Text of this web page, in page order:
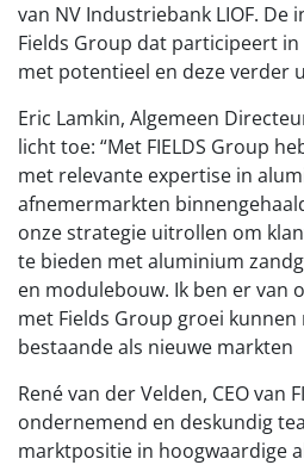
van NV Industriebank LIOF. De
Fields Group dat participeert
met potentieel en deze verder
Eric Lamkin, Algemeen
licht toe: “Met FIELDS Group
met relevante expertise in
afnemermarkten
onze strategie uitrollen om
te bieden met aluminium
en modulebouw. Ik ben er van
met Fields Group groei
bestaande als nieuwe markten
René van der Velden, CEO van
ondernemend en deskundig
marktpositie in hoogwaardige